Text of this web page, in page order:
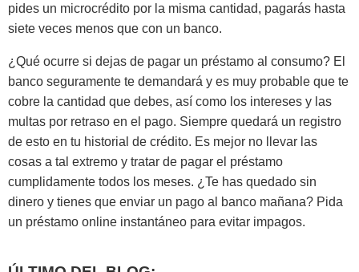
pides un microcrédito por la misma cantidad, pagarás hasta
siete veces menos que con un banco.
¿Qué ocurre si dejas de pagar un préstamo al consumo? El
banco seguramente te demandará y es muy probable que te
cobre la cantidad que debes, así como los intereses y las
multas por retraso en el pago. Siempre quedará un registro
de esto en tu historial de crédito. Es mejor no llevar las
cosas a tal extremo y tratar de pagar el préstamo
cumplidamente todos los meses. ¿Te has quedado sin
dinero y tienes que enviar un pago al banco mañana? Pida
un préstamo online instantáneo para evitar impagos.